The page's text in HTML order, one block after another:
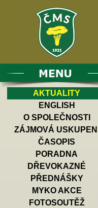
AKTUALITY
ENGLISH
O SPOLEČNOSTI
ZÁJMOVÁ USKUPENÍ
ČASOPIS
PORADNA
DŘEVOKAZNÉ
PŘEDNÁŠKY
MYKO AKCE
FOTOSOUTĚŽ